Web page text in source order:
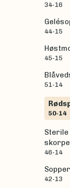
34-16
44-15
45-15
51-14
50-14
Sterile
46-14
42-13